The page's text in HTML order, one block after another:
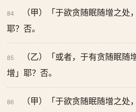
84
（甲）「于欲贪随眠随增之处
耶？否。
85
（乙）「或者，于有贪随眠随
增」耶？否。
86
（甲）「于欲贪随眠随增之处